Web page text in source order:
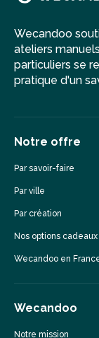
Wecandoo
ateliers
particuliers se
pratique d'un
Notre offre
Par savoir-faire
Par ville
Par création
Nos options cadeaux
Wecandoo en
Wecandoo
Notre mission